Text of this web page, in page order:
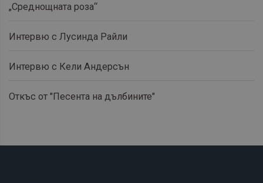
„Среднощната роза“
Интервю с Лусинда Райли
Интервю с Кели Андерсън
Откъс от "Песента на дълбините"